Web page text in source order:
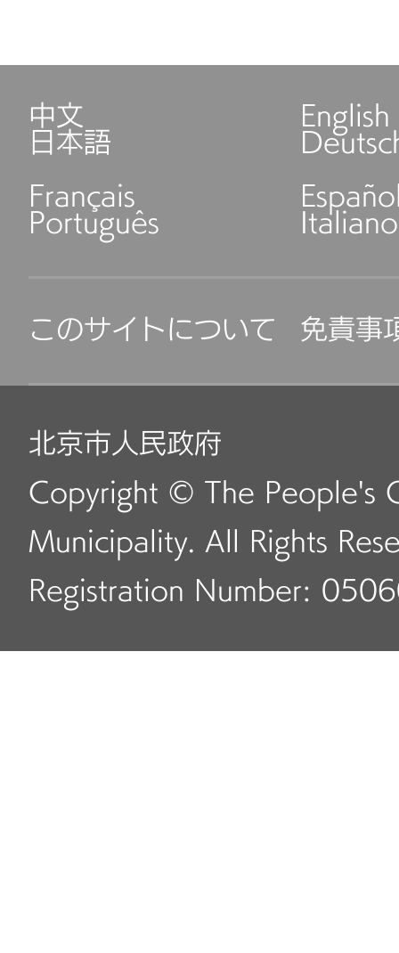
中文 English
日本語
Français
Português Italiano
このサイトについて 免責事
北京市人民政府
Copyright © The People's
Municipality. All Rights
Registration Number: